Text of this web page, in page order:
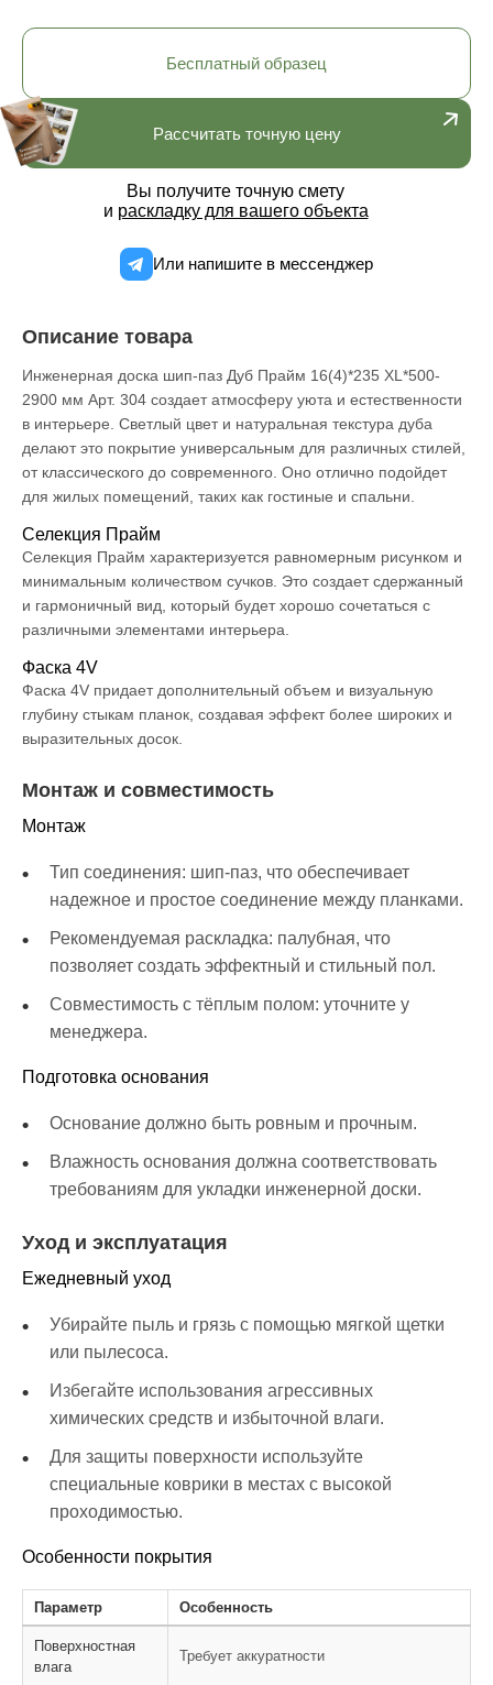
Рассчитать точную цену
Вы получите точную смету
и раскладку для вашего объекта
Или напишите в мессенджер
Бесплатный образец
Описание товара
Инженерная доска шип-паз Дуб Прайм 16(4)*235 XL*500-
2900 мм Арт. 304 создает атмосферу уюта и естественности
в интерьере. Светлый цвет и натуральная текстура дуба
делают это покрытие универсальным для различных стилей,
от классического до современного. Оно отлично подойдет
для жилых помещений, таких как гостиные и спальни.
Селекция Прайм
Селекция Прайм характеризуется равномерным рисунком и
минимальным количеством сучков. Это создает сдержанный
и гармоничный вид, который будет хорошо сочетаться с
различными элементами интерьера.
Фаска 4V
Фаска 4V придает дополнительный объем и визуальную
глубину стыкам планок, создавая эффект более широких и
выразительных досок.
Монтаж и совместимость
Монтаж
Тип соединения: шип-паз, что обеспечивает
надежное и простое соединение между планками.
Рекомендуемая раскладка: палубная, что
позволяет создать эффектный и стильный пол.
Совместимость с тёплым полом: уточните у
менеджера.
Подготовка основания
Основание должно быть ровным и прочным.
Влажность основания должна соответствовать
требованиям для укладки инженерной доски.
Уход и эксплуатация
Ежедневный уход
Убирайте пыль и грязь с помощью мягкой щетки
или пылесоса.
Избегайте использования агрессивных
химических средств и избыточной влаги.
Для защиты поверхности используйте
специальные коврики в местах с высокой
проходимостью.
Особенности покрытия
Параметр Особенность
Поверхностная
влага
Требует аккуратности